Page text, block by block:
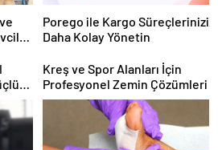
Porego ile Kargo Süreçlerinizi
Daha Kolay Yönetin
Kreş ve Spor Alanları İçin
Profesyonel Zemin Çözümleri